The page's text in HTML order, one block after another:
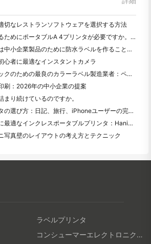
切なレストランソフトウェアを選択する方法
倉庫の請求書を印刷するためにポータブルA 4プリンタが必要ですか。何が本当に効果的なのか
感熱ラベルプリンターは中小企業製品のために防水ラベルを作ることができますか？
心者に最適なインスタントカメラ
日記帳とスクラップブックのための最良のカラーラベル製造業者：ページごとにさらに色を追加
刷：2026年の中小企業の提案
り続けているのですか。
ポケットフォトプリンタの選び方：日記、旅行、iPhoneユーザーの完全ガイド
旅行、学校、モバイルに最適なインクレスポータブルプリンタ：Hanin MT 620 Pro評価
写真壁のレイアウトの考え方とテクニック
ラベルプリンタ
コンシューマーエレクトロニクス製品